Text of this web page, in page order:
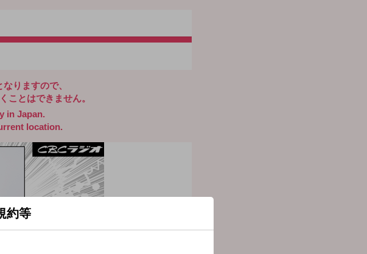
りますので、
ことはできません。
in Japan.
location.
約等